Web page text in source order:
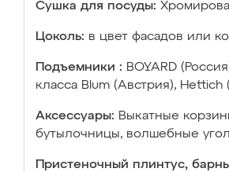
Сушка для посуды:
Цоколь: в цвет фасадов или
Подъемники : BOYARD
класса Blum (Австрия), Hettich
Аксессуары: Выкатные
бутылочницы, волшебные
Пристеночный плинтус,